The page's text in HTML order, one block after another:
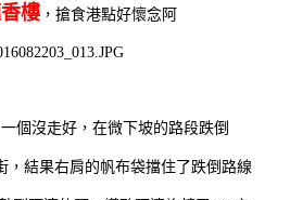
樓 ，搶食港點好懷念阿
個沒走好，在微下坡的路段跌倒
，結果右肩的帆布袋擋住了跌倒路線